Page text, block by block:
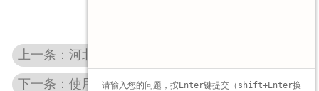
下一条：使用河北硅钢片去毛刺机的注意事项